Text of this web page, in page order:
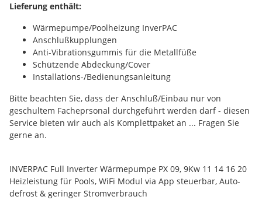
Lieferung enthält:
Wärmepumpe/Poolheizung InverPAC
Anschlußkupplungen
Anti-Vibrationsgummis für die Metallfüße
Schützende Abdeckung/Cover
Installations-/Bedienungsanleitung
Bitte beachten Sie, dass der Anschluß/Einbau nur von
geschultem Facheprsonal durchgeführt werden darf - diesen
Service bieten wir auch als Komplettpaket an ... Fragen Sie
gerne an.
INVERPAC Full Inverter Wärmepumpe PX 09, 9Kw 11 14 16 20
Heizleistung für Pools, WiFi Modul via App steuerbar, Auto-
defrost & geringer Stromverbrauch